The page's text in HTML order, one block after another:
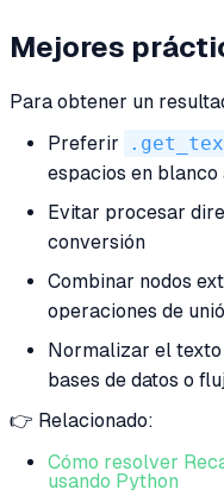
Mejores
Para obtener un
Preferir
espacios en blanco
Evitar procesar
conversión
Combinar nodos
operaciones de
Normalizar el
bases de datos o
👉 Relacionado:
Cómo resolver
usando Python